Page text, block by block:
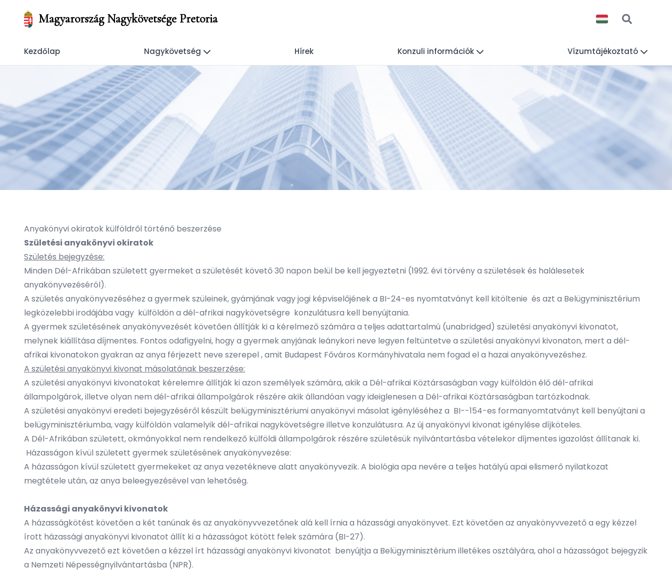
Magyarország Nagykövetsége Pretoria
Kezdőlap Nagykövetség Hírek Konzuli információk Vízumtájékoztató
Anyakönyvi okiratok külföldről történő beszerzése
Születési anyakönyvi okiratok
Születés bejegyzése:
Minden Dél-Afrikában született gyermeket a születését követő 30 napon belül be kell jegyeztetni (1992. évi törvény a születések és halálesetek
anyakönyvezéséról).
A születés anyakönyvezéséhez a gyermek szüleinek, gyámjának vagy jogi képviselőjének a BI-24-es nyomtatványt kell kitöltenie és azt a Belügyminisztérium
legközelebbi irodájába vagy külföldön a dél-afrikai nagykövetségre konzulátusra kell benyújtania.
A gyermek születésének anyakönyvezését követően állítják ki a kérelmező számára a teljes adattartalmú (unabridged) születési anyakönyvi kivonatot,
melynek kiállítása díjmentes. Fontos odafigyelni, hogy a gyermek anyjának leánykori neve legyen feltüntetve a születési anyakönyvi kivonaton, mert a dél-
afrikai kivonatokon gyakran az anya férjezett neve szerepel , amit Budapest Főváros Kormányhivatala nem fogad el a hazai anyakönyvezéshez.
A születési anyakönyvi kivonat másolatának beszerzése:
A születési anyakönyvi kivonatokat kérelemre állítják ki azon személyek számára, akik a Dél-afrikai Köztársaságban vagy külföldön élő dél-afrikai
állampolgárok, illetve olyan nem dél-afrikai állampolgárok részére akik állandóan vagy ideiglenesen a Dél-afrikai Köztársaságban tartózkodnak.
A születési anyakönyvi eredeti bejegyzéséről készült belügyminisztériumi anyakönyvi másolat igényléséhez a BI--154-es formanyomtatványt kell benyújtani a
belügyminisztériumba, vagy külföldön valamelyik dél-afrikai nagykövetségre illetve konzulátusra. Az új anyakönyvi kivonat igénylése díjköteles.
A Dél-Afrikában született, okmányokkal nem rendelkező külföldi állampolgárok részére születésük nyilvántartásba vételekor díjmentes igazolást állítanak ki.
Házasságon kívül született gyermek születésének anyakönyvezése:
A házasságon kívül született gyermekeket az anya vezetékneve alatt anyakönyvezik. A biológia apa nevére a teljes hatályú apai elismerő nyilatkozat
megtétele után, az anya beleegyezésével van lehetőség.
Házassági anyakönyvi kivonatok
A házasságkötést követően a két tanúnak és az anyakönyvvezetőnek alá kell írnia a házassági anyakönyvet. Ezt követően az anyakönyvvezető a egy kézzel
írott házassági anyakönyvi kivonatot állít ki a házasságot kötött felek számára (BI-27).
Az anyakönyvvezető ezt követően a kézzel írt házassági anyakönyvi kivonatot benyújtja a Belügyminisztérium illetékes osztályára, ahol a házasságot bejegyzik
a Nemzeti Népességnyilvántartásba (NPR).